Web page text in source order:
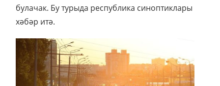
булачак. Бу турыда республика синоптиклары
хәбәр итә.